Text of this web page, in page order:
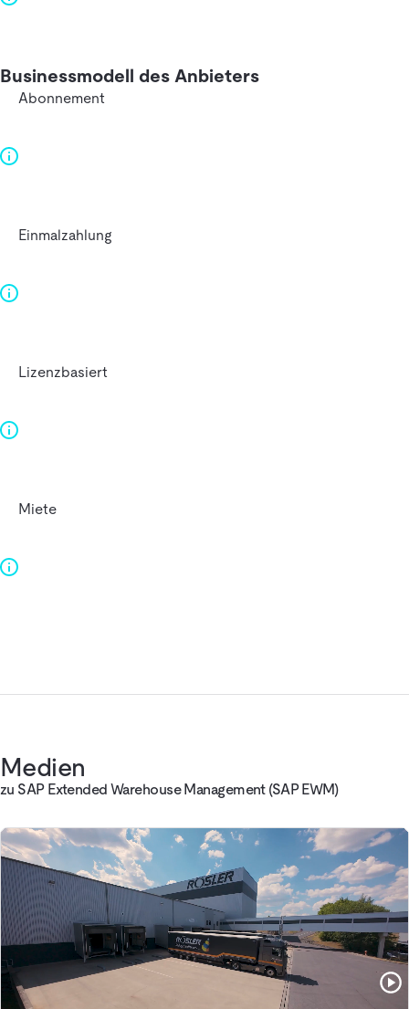
Businessmodell des Anbieters
Abonnement
Einmalzahlung
Lizenzbasiert
Miete
Medien
zu SAP Extended Warehouse Management (SAP EWM)